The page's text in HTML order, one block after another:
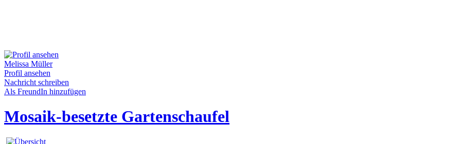
Melissa Müller
Profil ansehen
Nachricht schreiben
Als FreundIn hinzufügen
Mosaik-besetzte Gartenschaufel